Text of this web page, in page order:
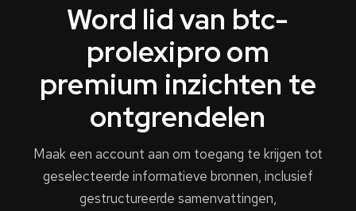
Word lid van btc-
prolexipro om
premium inzichten te
ontgrendelen
Maak een account aan om toegang te krijgen tot
geselecteerde informatieve bronnen, inclusief
gestructureerde samenvattingen,